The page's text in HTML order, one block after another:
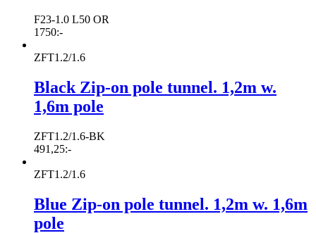
F23-1.0 L50 OR
1750:-
ZFT1.2/1.6
Black Zip-on pole tunnel. 1,2m w.
1,6m pole
ZFT1.2/1.6-BK
491,25:-
ZFT1.2/1.6
Blue Zip-on pole tunnel. 1,2m w. 1,6m
pole